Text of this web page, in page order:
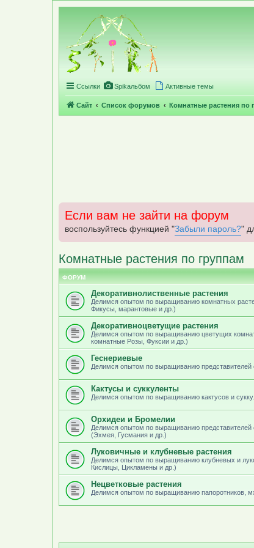
Регистрация
Ссылки Spikальбом Активные темы
Сайт Список форумов Комнатные растения по
Если вам не зайти на форум
воспользуйтесь функцией "Забыли пароль?"
Комнатные растения по группам
ФОРУМ
Декоративнолиственные растения
Делимся опытом по выращиванию комнатных
Фикусы, марантовые и др.)
Декоративноцветущие растения
Делимся опытом по выращиванию цветущих
комнатные Розы, Фуксии и др.)
Геснериевые
Делимся опытом по выращиванию
Кактусы и суккуленты
Делимся опытом по выращиванию кактусов и
Орхидеи и Бромелии
Делимся опытом по выращиванию
(Эхмея, Гусмания и др.)
Луковичные и клубневые растения
Делимся опытом по выращиванию клубневых и
Кислицы, Цикламены и др.)
Нецветковые растения
Делимся опытом по выращиванию папоротников,